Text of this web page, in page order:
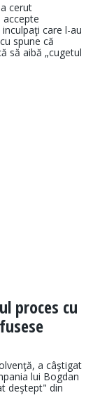
cerut
accepte
care l-au
spune că
să aibă „cugetul
proces cu
a câştigat
lui Bogdan
deştept" din